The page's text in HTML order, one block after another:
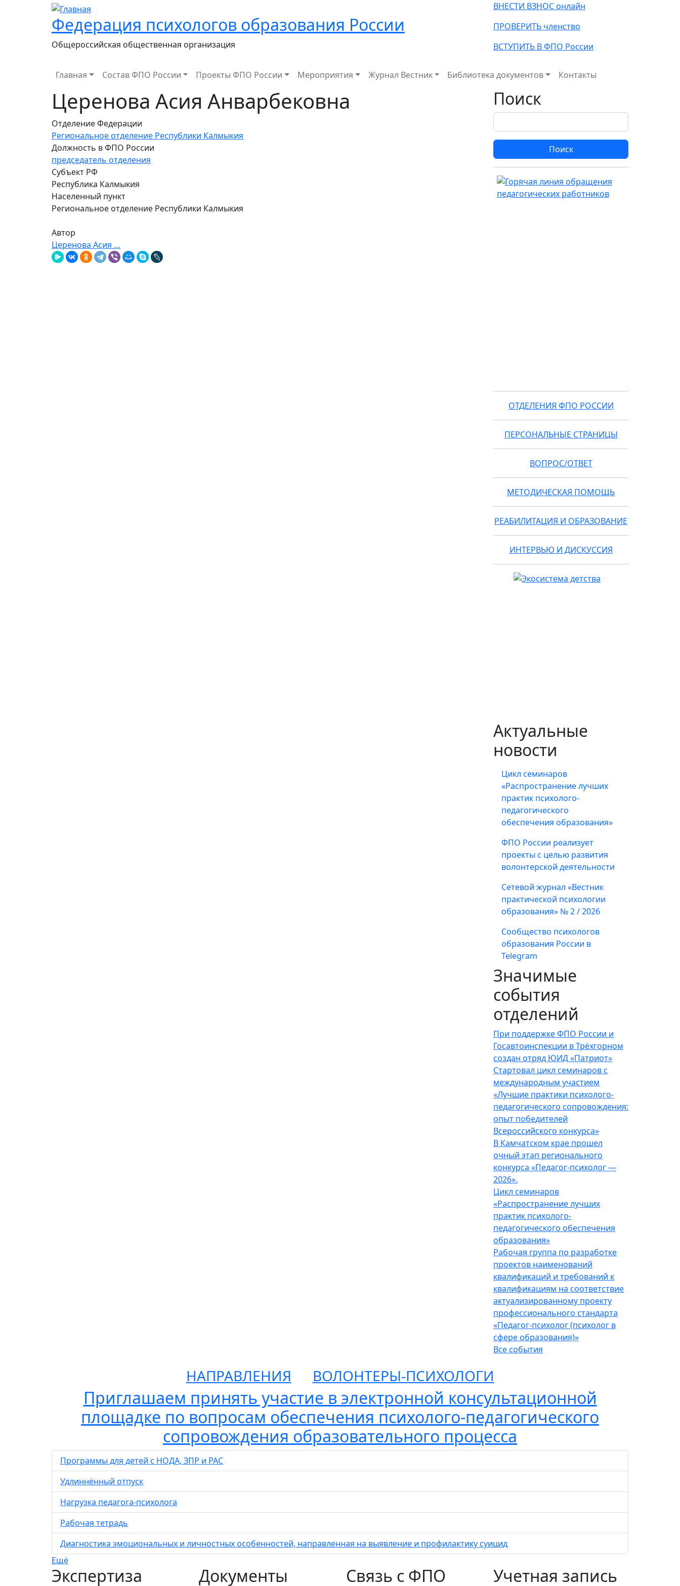
Федерация психологов образования России
Общероссийская общественная организация
ВНЕСТИ ВЗНОС онлайн
ПРОВЕРИТЬ членство
ВСТУПИТЬ В ФПО России
Main navigation
Главная Состав ФПО России Проекты ФПО России Мероприятия Журнал Вестник Библиотека документов Контакты
Церенова Асия Анварбековна
Отделение Федерации
Региональное отделение Республики Калмыкия
Должность в ФПО России
председатель отделения
Субъект РФ
Республика Калмыкия
Населенный пункт
Региональное отделение Республики Калмыкия
Автор
Церенова Асия …
Поиск
Поиск
ОТДЕЛЕНИЯ ФПО РОССИИ
ПЕРСОНАЛЬНЫЕ СТРАНИЦЫ
ВОПРОС/ОТВЕТ
МЕТОДИЧЕСКАЯ ПОМОЩЬ
РЕАБИЛИТАЦИЯ И ОБРАЗОВАНИЕ
ИНТЕРВЬЮ И ДИСКУССИЯ
Актуальные
новости
Цикл семинаров
«Распространение лучших
практик психолого-
педагогического
обеспечения образования»
ФПО России реализует
проекты с целью развития
волонтерской деятельности
Сетевой журнал «Вестник
практической психологии
образования» № 2 / 2026
Сообщество психологов
образования России в
Telegram
Значимые
события
отделений
При поддержке ФПО России и
Госавтоинспекции в Трёхгорном
создан отряд ЮИД «Патриот»
Стартовал цикл семинаров с
международным участием
«Лучшие практики психолого-
педагогического сопровождения:
опыт победителей
Всероссийского конкурса»
В Камчатском крае прошел
очный этап регионального
конкурса «Педагог-психолог —
2026».
Цикл семинаров
«Распространение лучших
практик психолого-
педагогического обеспечения
образования»
Рабочая группа по разработке
проектов наименований
квалификаций и требований к
квалификациям на соответствие
актуализированному проекту
профессионального стандарта
«Педагог-психолог (психолог в
сфере образования)»
Все события
НАПРАВЛЕНИЯ ВОЛОНТЕРЫ-ПСИХОЛОГИ
Приглашаем принять участие в электронной консультационной
площадке по вопросам обеспечения психолого-педагогического
сопровождения образовательного процесса
Программы для детей с НОДА, ЗПР и РАС
Удлиннённый отпуск
Нагрузка педагога-психолога
Рабочая тетрадь
Диагностика эмоциональных и личностных особенностей, направленная на выявление и профилактику суицид
Ещё
Экспертиза Документы
Связь с ФПО
Учетная запись